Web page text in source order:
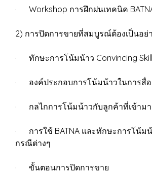
· Workshop การฝึกฝนเทคนิค
2) การปิดการขายที่สมบูรณ์ต้องเป็นอย่
· ทักษะการโน้มน้าว Convincing Skill
· องค์ประกอบการโน้มน้าวในการสื่อ
· กลไกการโน้มน้าวกับลูกค้าที่เข้ามา
· การใช้ BATNA และทักษะการโน้ม
กรณีต่างๆ
· ขั้นตอนการปิดการขาย